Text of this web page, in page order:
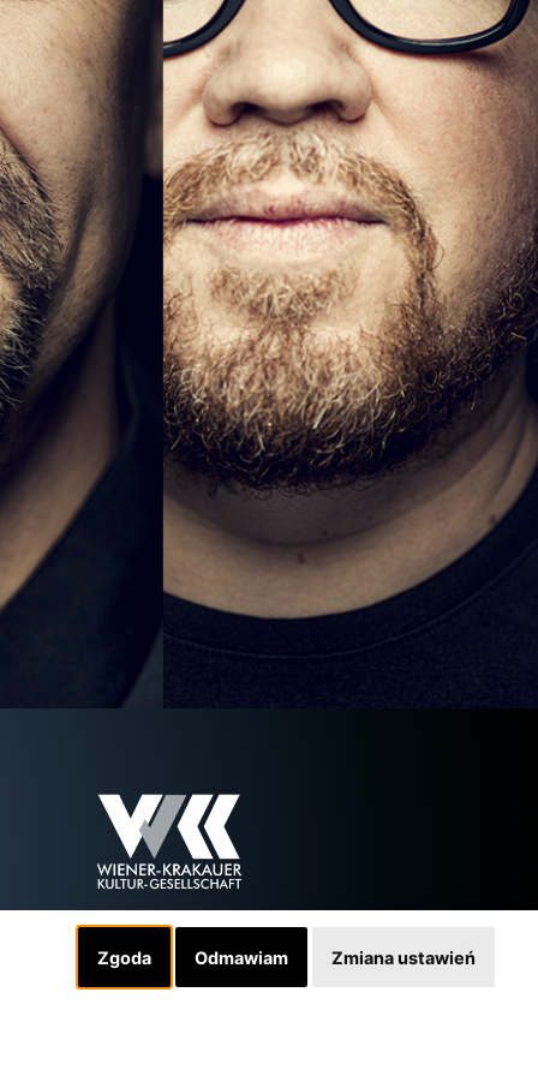
Zgoda Odmawiam Zmiana ustawień